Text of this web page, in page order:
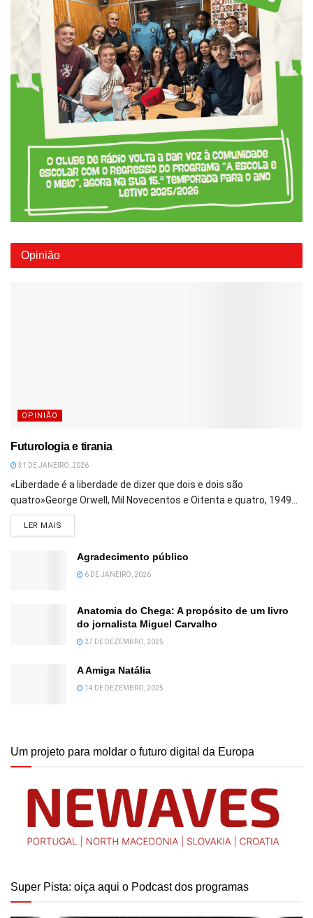
Opinião
OPINIÃO
Futurologia e tirania
31 DE JANEIRO, 2026
«Liberdade é a liberdade de dizer que dois e dois são
quatro»George Orwell, Mil Novecentos e Oitenta e quatro, 1949...
LER MAIS
Agradecimento público
6 DE JANEIRO, 2026
Anatomia do Chega: A propósito de um livro
do jornalista Miguel Carvalho
27 DE DEZEMBRO, 2025
A Amiga Natália
14 DE DEZEMBRO, 2025
Um projeto para moldar o futuro digital da Europa
Super Pista: oiça aqui o Podcast dos programas